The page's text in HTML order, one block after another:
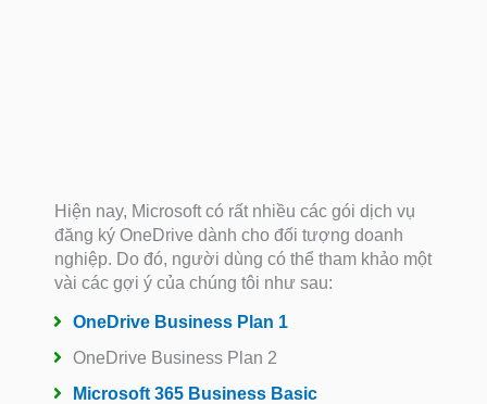
Hiện nay, Microsoft có rất nhiều các gói dịch vụ
đăng ký OneDrive dành cho đối tượng doanh
nghiệp. Do đó, người dùng có thể tham khảo một
vài các gợi ý của chúng tôi như sau:
OneDrive Business Plan 1
OneDrive Business Plan 2
Microsoft 365 Business Basic